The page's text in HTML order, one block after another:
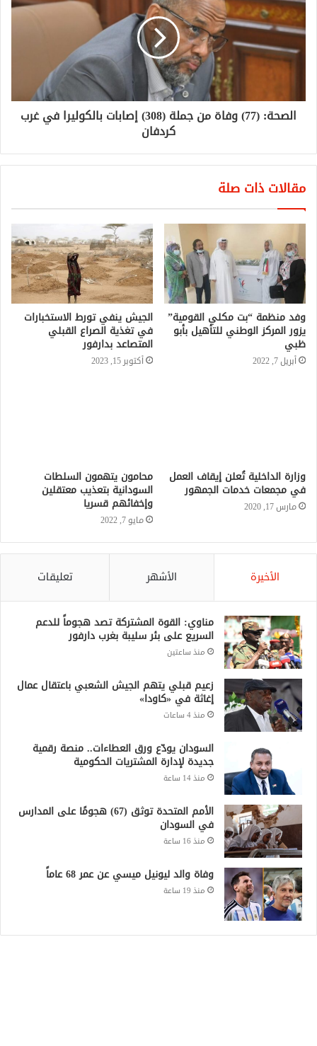
الصحة: (77) وفاة من جملة (308) إصابات بالكوليرا في غرب
كردفان
مقالات ذات صلة
وفد منظمة “بت مكلي القومية”
يزور المركز الوطني للتأهيل بأبو
ظبي
أبريل 7, 2022
الجيش ينفي تورط الاستخبارات
في تغذية الصراع القبلي
المتصاعد بدارفور
أكتوبر 15, 2023
وزارة الداخلية تُعلن إيقاف العمل
في مجمعات خدمات الجمهور
مارس 17, 2020
محامون يتهمون السلطات
السودانية بتعذيب معتقلين
وإخفائهم قسريا
مايو 7, 2022
الأخيرة الأشهر تعليقات
مناوي: القوة المشتركة تصد هجوماً للدعم
السريع على بئر سليبة بغرب دارفور
منذ ساعتين
زعيم قبلي يتهم الجيش الشعبي باعتقال عمال
إغاثة في «كاودا»
منذ 4 ساعات
السودان يودّع ورق العطاءات.. منصة رقمية
جديدة لإدارة المشتريات الحكومية
منذ 14 ساعة
الأمم المتحدة توثق (67) هجومًا على المدارس
في السودان
منذ 16 ساعة
وفاة والد ليونيل ميسي عن عمر 68 عاماً
منذ 19 ساعة